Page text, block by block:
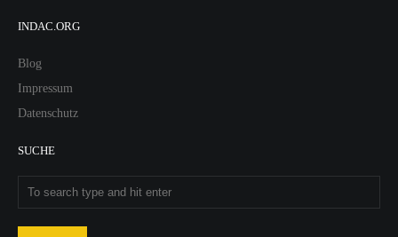
INDAC.ORG
Blog
Impressum
Datenschutz
SUCHE